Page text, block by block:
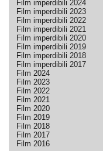
Film imperdibili 2024
Film imperdibili 2023
Film imperdibili 2022
Film imperdibili 2021
Film imperdibili 2020
Film imperdibili 2019
Film imperdibili 2018
Film imperdibili 2017
Film 2024
Film 2023
Film 2022
Film 2021
Film 2020
Film 2019
Film 2018
Film 2017
Film 2016